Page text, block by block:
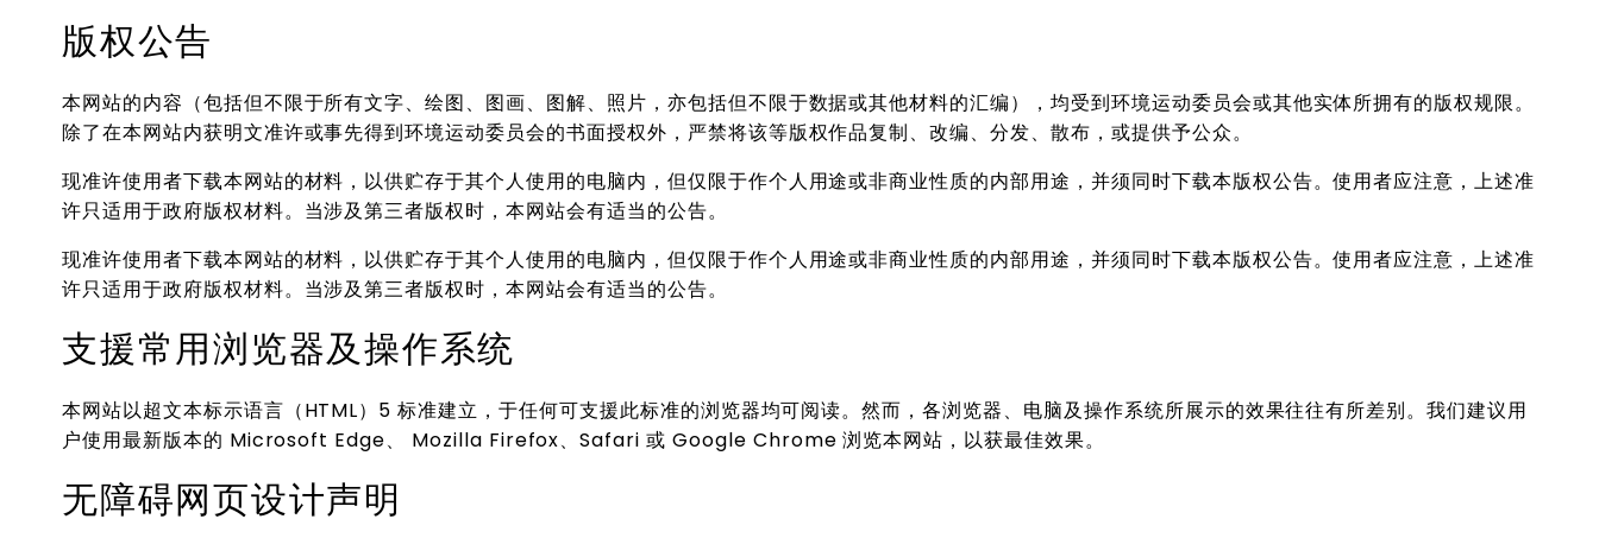
版权公告
本网站的内容（包括但不限于所有文字、绘图、图画、图解、照片，亦包括但不限于数据或其他材料的汇编），均受到环境运动委员会或其他实体所拥有的版权规限。
除了在本网站内获明文准许或事先得到环境运动委员会的书面授权外，严禁将该等版权作品复制、改编、分发、散布，或提供予公众。
现准许使用者下载本网站的材料，以供贮存于其个人使用的电脑内，但仅限于作个人用途或非商业性质的内部用途，并须同时下载本版权公告。使用者应注意，上述准
许只适用于政府版权材料。当涉及第三者版权时，本网站会有适当的公告。
现准许使用者下载本网站的材料，以供贮存于其个人使用的电脑内，但仅限于作个人用途或非商业性质的内部用途，并须同时下载本版权公告。使用者应注意，上述准
许只适用于政府版权材料。当涉及第三者版权时，本网站会有适当的公告。
支援常用浏览器及操作系统
本网站以超文本标示语言（HTML）5 标准建立，于任何可支援此标准的浏览器均可阅读。然而，各浏览器、电脑及操作系统所展示的效果往往有所差别。我们建议用
户使用最新版本的 Microsoft Edge、 Mozilla Firefox、Safari 或 Google Chrome 浏览本网站，以获最佳效果。
无障碍网页设计声明